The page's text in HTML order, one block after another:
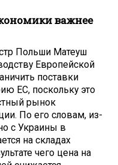
важнее
Польши Матеуш
Европейской
поставки
ЕС, поскольку это
рынок
По его словам, из-
с Украины в
на складах
чего цена на